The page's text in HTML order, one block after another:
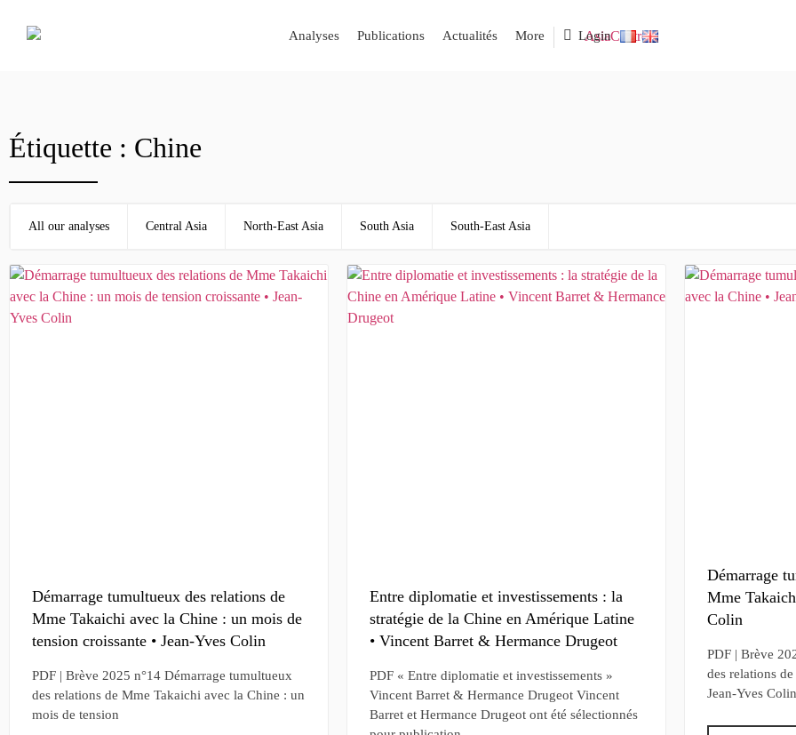
Analyses Publications Actualités More Login
Étiquette : Chine
All our analyses Central Asia North-East Asia South Asia South-East Asia
Démarrage tumultueux des relations de
Mme Takaichi avec la Chine : un mois de
tension croissante • Jean-Yves Colin
PDF | Brève 2025 n°14 Démarrage tumultueux
des relations de Mme Takaichi avec la Chine : un
mois de tension
Entre diplomatie et investissements : la
stratégie de la Chine en Amérique Latine
• Vincent Barret & Hermance Drugeot
PDF « Entre diplomatie et investissements »
Vincent Barret & Hermance Drugeot Vincent
Barret et Hermance Drugeot ont été sélectionnés
Démarrage
Mme
Colin
PDF | Brève
des relations
Jean-Yves